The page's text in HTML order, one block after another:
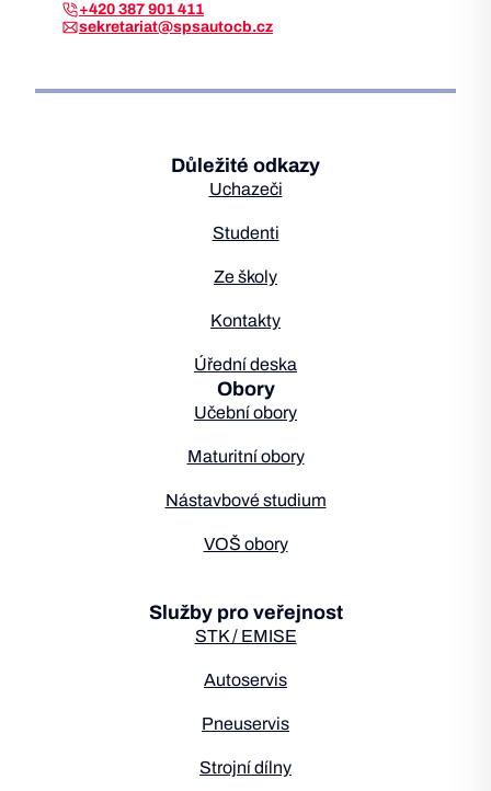
+420 387 901 411
sekretariat@spsautocb.cz
Důležité odkazy
Uchazeči
Studenti
Ze školy
Kontakty
Úřední deska
Obory
Učební obory
Maturitní obory
Nástavbové studium
VOŠ obory
Služby pro veřejnost
STK / EMISE
Autoservis
Pneuservis
Strojní dílny